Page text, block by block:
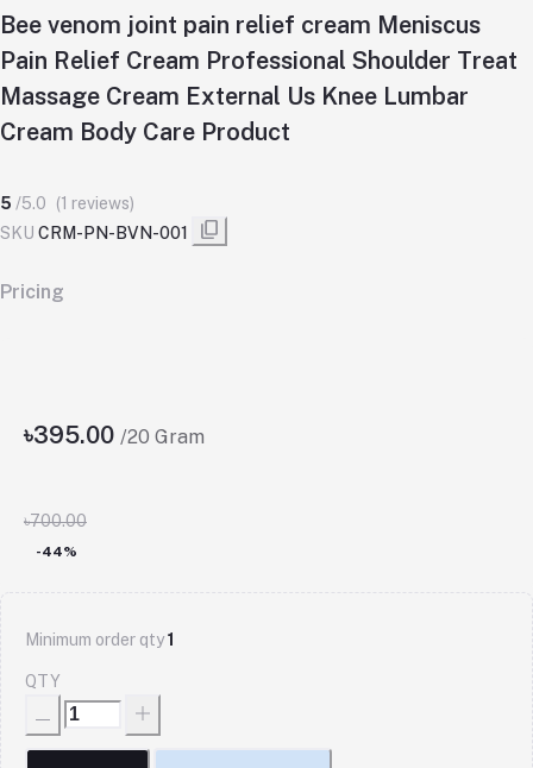
Bee venom joint pain relief cream Meniscus
Pain Relief Cream Professional Shoulder Treat
Massage Cream External Us Knee Lumbar
Cream Body Care Product
5 /5.0
(1 reviews)
SKU CRM-PN-BVN-001
Pricing
৳395.00 /20 Gram
৳700.00
-44%
Minimum order qty1
QTY